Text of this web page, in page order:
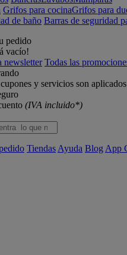
Grifos para cocinaGrifos para
de baño Barras de seguridad
pedido
vacío!
newsletter Todas las
y servicios son
(IVA incluido*)
Tiendas Ayuda Blog App